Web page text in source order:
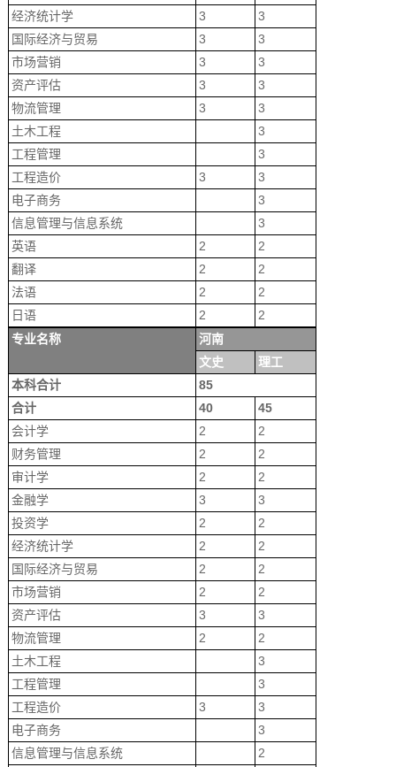
经济统计学 3
3
国际经济与贸易
3
3
市场营销
3
3
资产评估
3
3
物流管理
3
3
土木工程
3
工程管理
3
工程造价
3
3
电子商务
3
信息管理与信息系统
3
英语
2
2
翻译
2
2
法语
2
2
日语
2
2
专业名称
河南
文史
理工
本科合计
85
合计
40
45
会计学
2
2
财务管理
2
2
审计学
2
2
金融学
3
3
投资学
2
2
经济统计学
2
2
国际经济与贸易
2
2
市场营销
2
2
资产评估
3
3
物流管理
2
2
土木工程
3
工程管理
3
工程造价
3
3
电子商务
3
信息管理与信息系统
2